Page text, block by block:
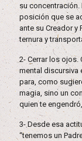
su
posición que se
ante su Creador
ternura y
2- Cerrar los ojos.
mental discursiva
para, como
magia, sino un
quien te
3- Desde esa
“tenemos un